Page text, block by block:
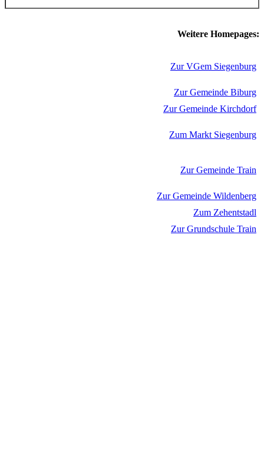
Weitere Homepages:
Zur VGem Siegenburg
Zur Gemeinde Biburg
Zur Gemeinde Kirchdorf
Zum Markt Siegenburg
Zur Gemeinde Train
Zur Gemeinde Wildenberg
Zum Zehentstadl
Zur Grundschule Train